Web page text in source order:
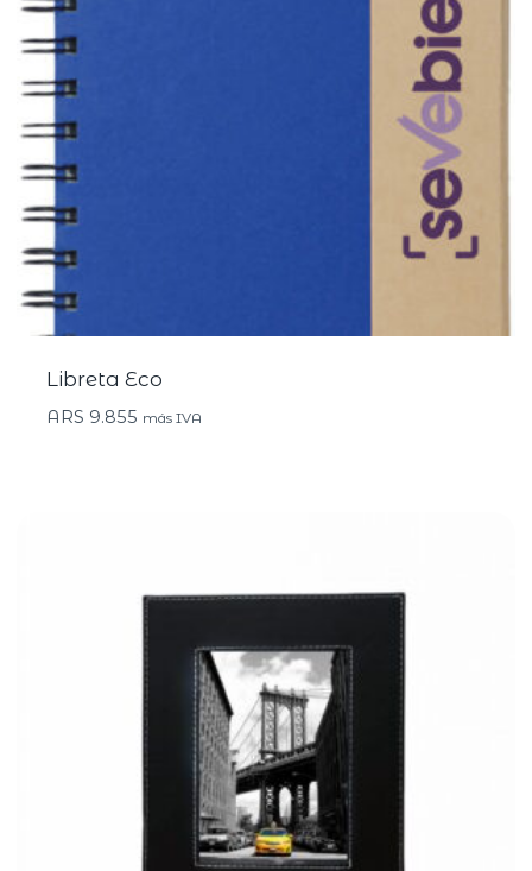
Libreta Eco
ARS 9.855 más IVA